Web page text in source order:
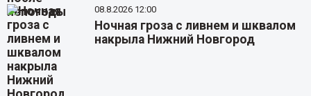
08.8.2026 12:00
Ночная гроза с ливнем и шквалом
накрыла Нижний Новгород